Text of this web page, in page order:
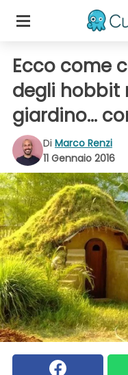
Ecco come
degli hobbit
giardino...
Di Marco Renzi
11 Gennaio 2016